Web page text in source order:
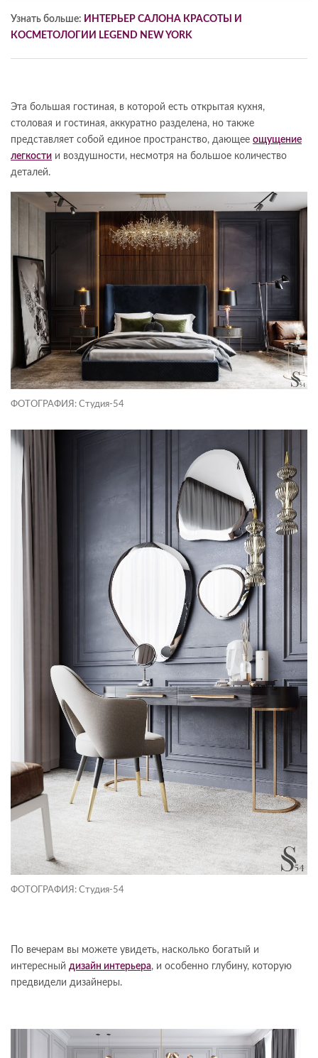
Узнать больше: ИНТЕРЬЕР САЛОНА КРАСОТЫ И
КОСМЕТОЛОГИИ LEGEND NEW YORK
Эта большая гостиная, в которой есть открытая кухня,
столовая и гостиная, аккуратно разделена, но также
представляет собой единое пространство, дающее ощущение
легкости и воздушности, несмотря на большое количество
деталей.
ФОТОГРАФИЯ: Студия-54
ФОТОГРАФИЯ: Студия-54
По вечерам вы можете увидеть, насколько богатый и
интересный дизайн интерьера, и особенно глубину, которую
предвидели дизайнеры.